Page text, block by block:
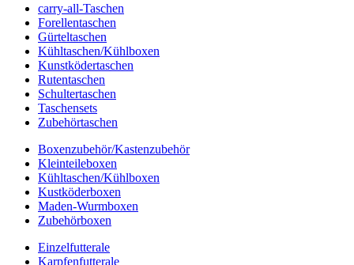
carry-all-Taschen
Forellentaschen
Gürteltaschen
Kühltaschen/Kühlboxen
Kunstködertaschen
Rutentaschen
Schultertaschen
Taschensets
Zubehörtaschen
Boxenzubehör/Kastenzubehör
Kleinteileboxen
Kühltaschen/Kühlboxen
Kustköderboxen
Maden-Wurmboxen
Zubehörboxen
Einzelfutterale
Karpfenfutterale